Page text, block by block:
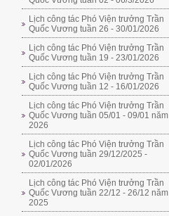
Lịch công tác Phó Viện trưởng Trần
Quốc Vương tuần 26 - 30/01/2026
Lịch công tác Phó Viện trưởng Trần
Quốc Vương tuần 19 - 23/01/2026
Lịch công tác Phó Viện trưởng Trần
Quốc Vương tuần 12 - 16/01/2026
Lịch công tác Phó Viện trưởng Trần
Quốc Vương tuần 05/01 - 09/01 năm
2026
Lịch công tác Phó Viện trưởng Trần
Quốc Vương tuần 29/12/2025 -
02/01/2026
Lịch công tác Phó Viện trưởng Trần
Quốc Vương tuần 22/12 - 26/12 năm
2025